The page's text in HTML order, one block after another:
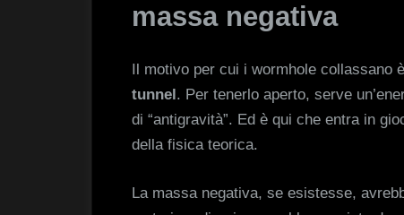
massa negativa
Il motivo per cui i wormhole collassano
tunnel . Per tenerlo aperto, serve
di “antigravità”. Ed è qui che entra in
della fisica teorica.
La massa negativa, se esistesse,